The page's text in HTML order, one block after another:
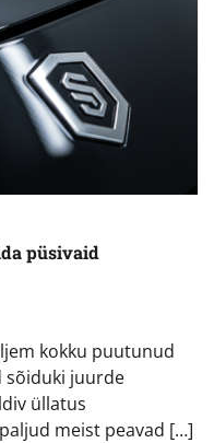
püsivaid
kokku puutunud
sõiduki juurde
üllatus
meist peavad […]